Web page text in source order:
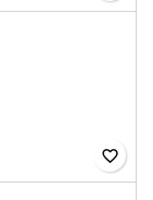
favorite_border